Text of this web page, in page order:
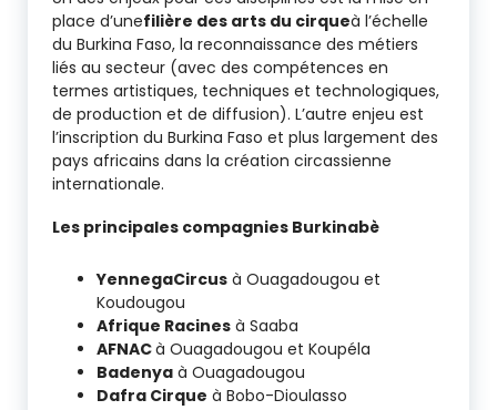
place d’unefilière des arts du cirqueà l’échelle
du Burkina Faso, la reconnaissance des métiers
liés au secteur (avec des compétences en
termes artistiques, techniques et technologiques,
de production et de diffusion). L’autre enjeu est
l’inscription du Burkina Faso et plus largement des
pays africains dans la création circassienne
internationale.
Les principales compagnies Burkinabè
YennegaCircus à Ouagadougou et
Koudougou
Afrique Racines à Saaba
AFNACà Ouagadougou et Koupéla
Badenya à Ouagadougou
Dafra Cirque à Bobo-Dioulasso